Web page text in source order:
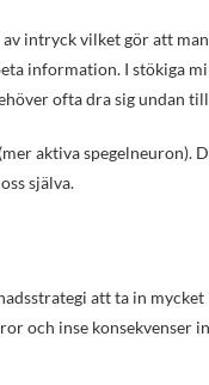
intryck vilket gör att
information. I stökiga
ofta dra sig undan
aktiva spegelneuron).
själva.
att ta in
och inse konsekvenser